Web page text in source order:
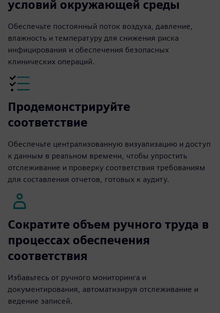
условий окружающей среды
Обеспечьте постоянный поток воздуха, давление,
влажность и температуру для снижения риска
инфицирования и обеспечения безопасных
клинических операций.
Продемонстрируйте
соответствие
Обеспечьте централизованную визуализацию и доступ
к данным в реальном времени, чтобы упростить
отслеживание и проверку соответствия требованиям
для составления отчетов, готовых к аудиту.
Сократите объем ручного труда в
процессах обеспечения
соответствия
Избавьтесь от ручного мониторинга и
документирования, автоматизируя отслеживание и
ведение записей.